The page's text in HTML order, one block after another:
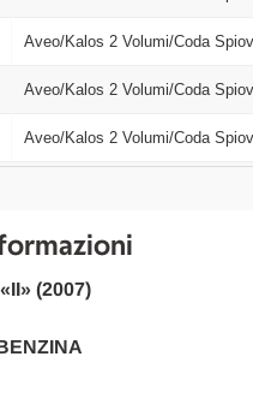
Aveo/Kalos 2 Volumi/Coda
Aveo/Kalos 2 Volumi/Coda
Aveo/Kalos 2 Volumi/Coda
(2007)